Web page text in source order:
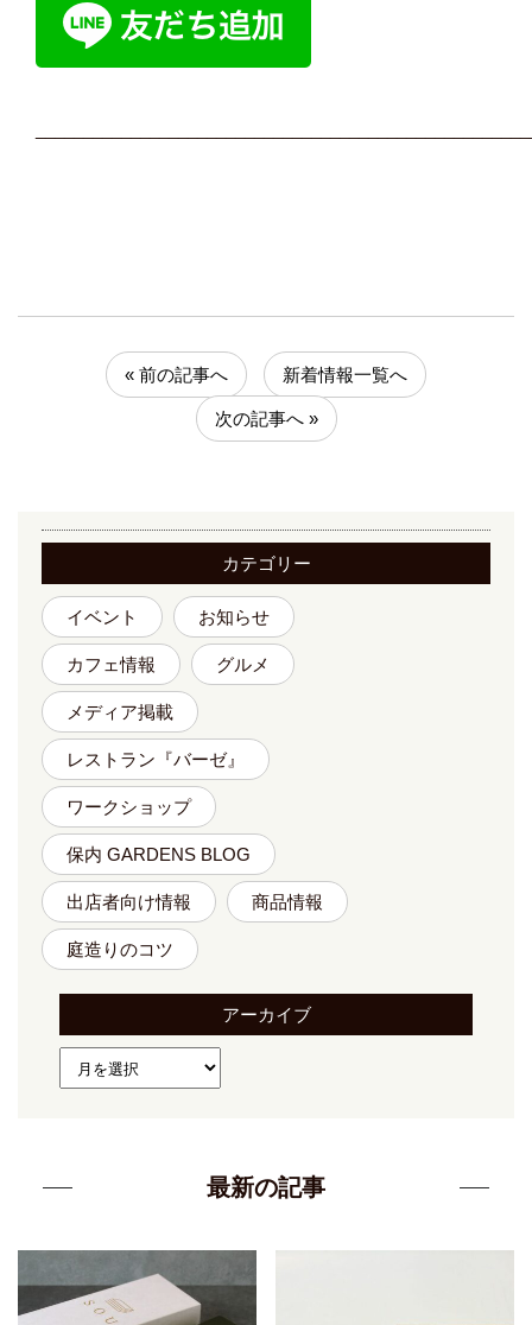
« 前の記事へ 新着情報一覧へ
次の記事へ »
カテゴリー
イベント お知らせ
カフェ情報 グルメ
メディア掲載
レストラン『バーゼ』
ワークショップ
保内 GARDENS BLOG
出店者向け情報 商品情報
庭造りのコツ
アーカイブ
最新の記事